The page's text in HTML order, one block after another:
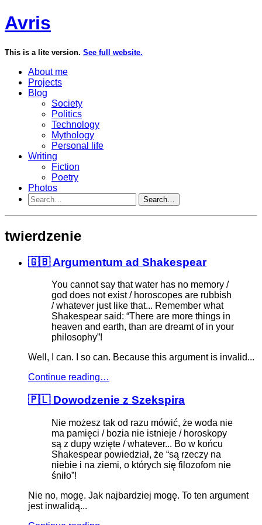
Avris
This is a lite version. See full website.
About me
Projects
Blog
Society
Politics
Technology
Mythology
Personal life
Writing
Fiction
Poetry
Photos
Search…
twierdzenie
🇬🇧 Argumentum ad Shakespear
You cannot say that water has no memory /
god does not exist / horoscopes are rubbish
/ whatever just like that... Remember what
Shakespear said: “There are more things in
heaven and earth, than are dreamt of in your
philosophy”!
Well, I can. I so can. Because this argument is invalid...
Continue reading…
🇵🇱 Dowodzenie z Szekspira
Nie możesz tak od razu mówić, że woda nie
ma pamięci / bozia nie istnieje / horoskopy
są z dupy wzięte / whatever... Bo w końcu
Shakespear powiedział, że “są rzeczy na
niebie i na ziemi, o których się filozofom nie
śniło”!
Nie no, mogę. Jak najbardziej mogę. To ten argument
jest inwalidą...